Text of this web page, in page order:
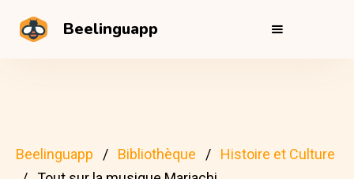
Beelinguapp
Beelinguapp Bibliothèque
Histoire et Culture